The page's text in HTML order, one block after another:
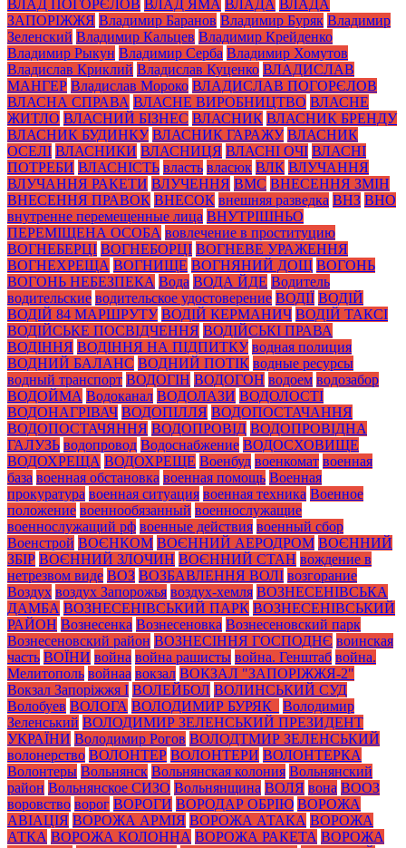
ВЛАД ПОГОРЄЛОВ ВЛАД ЯМА ВЛАДА ВЛАДА
ЗАПОРІЖЖЯ Владимир Баранов Владимир Буряк Владимир
Зеленский Владимир Кальцев Владимир Крейденко
Владимир Рыкун Владимир Серба Владимир Хомутов
Владислав Криклий Владислав Куценко ВЛАДИСЛАВ
МАНГЕР Владислав Мороко ВЛАДИСЛАВ ПОГОРЄЛОВ
ВЛАСНА СПРАВА ВЛАСНЕ ВИРОБНИЦТВО ВЛАСНЕ
ЖИТЛО ВЛАСНИЙ БІЗНЕС ВЛАСНИК ВЛАСНИК БРЕНДУ
ВЛАСНИК БУДИНКУ ВЛАСНИК ГАРАЖУ ВЛАСНИК
ОСЕЛІ ВЛАСНИКИ ВЛАСНИЦЯ ВЛАСНІ ОЧІ ВЛАСНІ
ПОТРЕБИ ВЛАСНІСТЬ власть власюк ВЛК ВЛУЧАННЯ
ВЛУЧАННЯ РАКЕТИ ВЛУЧЕННЯ ВМС ВНЕСЕННЯ ЗМІН
ВНЕСЕННЯ ПРАВОК ВНЕСОК внешняя разведка ВНЗ ВНО
внутренне перемещенные лица ВНУТРІШНЬО
ПЕРЕМІЩЕНА ОСОБА вовлечение в проституцию
ВОГНЕБЕРЦІ ВОГНЕБОРЦІ ВОГНЕВЕ УРАЖЕННЯ
ВОГНЕХРЕЩА ВОГНИЩЕ ВОГНЯНИЙ ДОЩ ВОГОНЬ
ВОГОНЬ НЕБЕЗПЕКА Вода ВОДА ЙДЕ Водитель
водительские водительское удостоверение ВОДІЇ ВОДІЙ
ВОДІЙ 84 МАРШРУТУ ВОДІЙ КЕРМАНИЧ ВОДІЙ ТАКСІ
ВОДІЙСЬКЕ ПОСВІДЧЕННЯ ВОДІЙСЬКІ ПРАВА
ВОДІННЯ ВОДІННЯ НА ПІДПИТКУ водная полиция
ВОДНИЙ БАЛАНС ВОДНИЙ ПОТІК водные ресурсы
водный транспорт ВОДОГІН ВОДОГОН водоем водозабор
ВОДОЙМА Водоканал ВОДОЛАЗИ ВОДОЛОСТІ
ВОДОНАГРІВАЧ ВОДОПІЛЛЯ ВОДОПОСТАЧАННЯ
ВОДОПОСТАЧЯННЯ ВОДОПРОВІД ВОДОПРОВІДНА
ГАЛУЗЬ водопровод Водоснабжение ВОДОСХОВИЩЕ
ВОДОХРЕЩА ВОДОХРЕЩЕ Военбуд военкомат военная
база военная обстановка военная помощь Военная
прокуратура военная ситуация военная техника Военное
положение военнообязанный военнослужащие
военнослужащий рф военные действия военный сбор
Военстрой ВОЄНКОМ ВОЄННИЙ АЕРОДРОМ ВОЄННИЙ
ЗБІР ВОЄННИЙ ЗЛОЧИН ВОЄННИЙ СТАН вождение в
нетрезвом виде ВОЗ ВОЗБАВЛЕННЯ ВОЛІ возгорание
Воздух воздух Запорожья воздух-хемля ВОЗНЕСЕНІВСЬКА
ДАМБА ВОЗНЕСЕНІВСЬКИЙ ПАРК ВОЗНЕСЕНІВСЬКИЙ
РАЙОН Вознесенка Вознесеновка Вознесеновский парк
Вознесеновский район ВОЗНЕСІННЯ ГОСПОДНЄ воинская
часть ВОЇНИ война война рашисты война. Генштаб война.
Мелитополь войнаа вокзал ВОКЗАЛ "ЗАПОРІЖЖЯ-2"
Вокзал Запоріжжя І ВОЛЕЙБОЛ ВОЛИНСЬКИЙ СУД
Волобуев ВОЛОГА ВОЛОДИМИР БУРЯК_
Володимир
Зеленський ВОЛОДИМИР ЗЕЛЕНСЬКИЙ ПРЕЗИДЕНТ
УКРАЇНИ Володимир Рогов ВОЛОДТМИР ЗЕЛЕНСЬКИЙ
волонерство ВОЛОНТЕР ВОЛОНТЕРИ ВОЛОНТЕРКА
Волонтеры Вольнянск Вольнянская колония Вольнянский
район Вольнянское СИЗО Вольнянщина ВОЛЯ вона ВООЗ
воровство ворог ВОРОГИ ВОРОДАР ОБРІЮ ВОРОЖА
АВІАЦІЯ ВОРОЖА АРМІЯ ВОРОЖА АТАКА ВОРОЖА
АТКА ВОРОЖА КОЛОННА ВОРОЖА РАКЕТА ВОРОЖА